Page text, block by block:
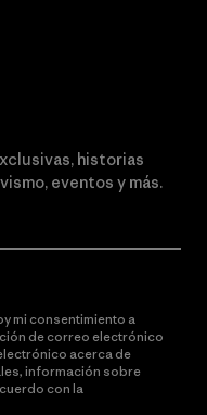
historias
eventos y más.
mi consentimiento a
de correo electrónico
acerca de
información sobre
con la